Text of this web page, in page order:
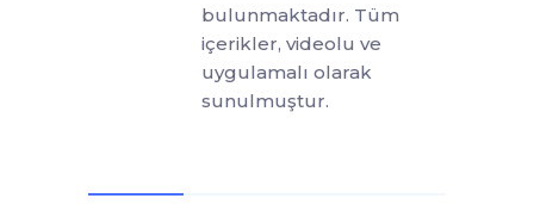
bulunmaktadır. Tüm
içerikler, videolu ve
uygulamalı olarak
sunulmuştur.